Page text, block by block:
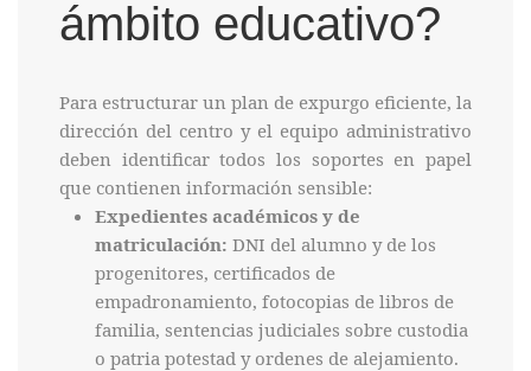
ámbito educativo?
Para estructurar un plan de expurgo eficiente, la
dirección del centro y el equipo administrativo
deben identificar todos los soportes en papel
que contienen información sensible:
Expedientes académicos y de
matriculación: DNI del alumno y de los
progenitores, certificados de
empadronamiento, fotocopias de libros de
familia, sentencias judiciales sobre custodia
o patria potestad y ordenes de alejamiento.